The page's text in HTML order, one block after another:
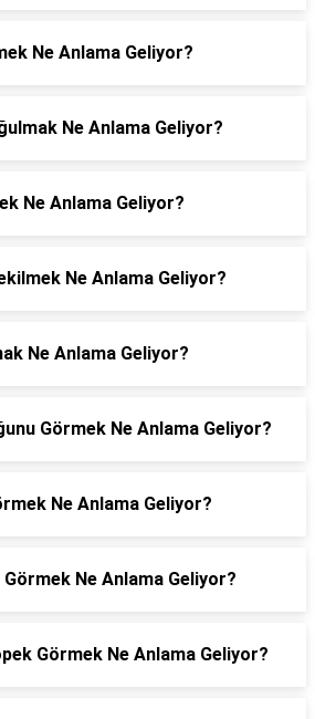
Ne Anlama Geliyor?
Ne Anlama Geliyor?
Ne Anlama Geliyor?
Ne Anlama Geliyor?
Ne Anlama Geliyor?
Görmek Ne Anlama Geliyor?
Ne Anlama Geliyor?
Görmek Ne Anlama Geliyor?
Görmek Ne Anlama Geliyor?